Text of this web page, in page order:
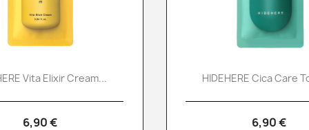
Vita Elixir Cream...
6,90 €
HIDEHERE Cica Care
6,90 €